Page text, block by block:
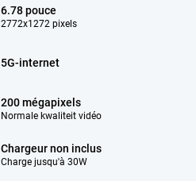
6.78 pouce
2772x1272 pixels
5G-internet
200 mégapixels
Normale kwaliteit vidéo
Chargeur non inclus
Charge jusqu'à 30W